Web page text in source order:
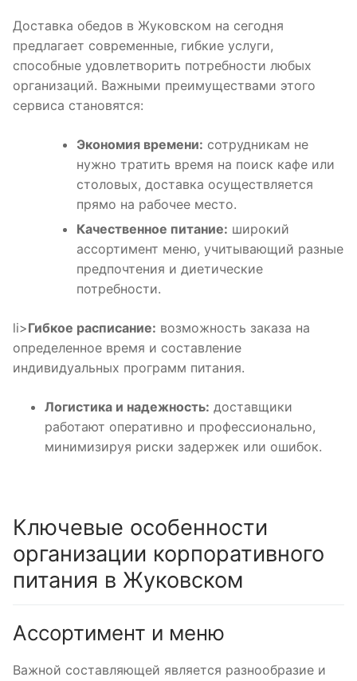
Доставка обедов в Жуковском на сегодня
предлагает современные, гибкие услуги,
способные удовлетворить потребности любых
организаций. Важными преимуществами этого
сервиса становятся:
Экономия времени: сотрудникам не
нужно тратить время на поиск кафе или
столовых, доставка осуществляется
прямо на рабочее место.
Качественное питание: широкий
ассортимент меню, учитывающий разные
предпочтения и диетические
потребности.
li>Гибкое расписание: возможность заказа на
определенное время и составление
индивидуальных программ питания.
Логистика и надежность: доставщики
работают оперативно и профессионально,
минимизируя риски задержек или ошибок.
Ключевые особенности
организации корпоративного
питания в Жуковском
Ассортимент и меню
Важной составляющей является разнообразие и